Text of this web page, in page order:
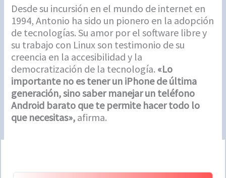
Desde su incursión en el mundo de internet en
1994, Antonio ha sido un pionero en la adopción
de tecnologías. Su amor por el software libre y
su trabajo con Linux son testimonio de su
creencia en la accesibilidad y la
democratización de la tecnología. «Lo
importante no es tener un iPhone de última
generación, sino saber manejar un teléfono
Android barato que te permite hacer todo lo
que necesitas», afirma.